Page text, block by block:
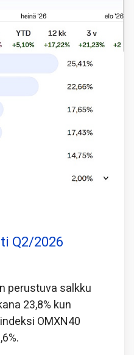
Q2/2026
perustuva salkku
23,8% kun
OMXN40